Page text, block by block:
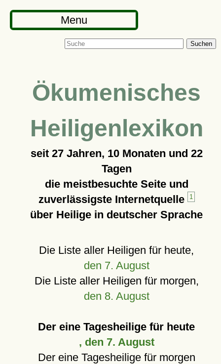
Menu
Suchen
Ökumenisches
Heiligenlexikon
seit 27 Jahren, 10 Monaten und 22
Tagen
die meistbesuchte Seite und
zuverlässigste Internetquelle
1
über Heilige in deutscher Sprache
Die Liste aller Heiligen für heute,
den 7. August
Die Liste aller Heiligen für morgen,
den 8. August
Der eine Tagesheilige für heute
, den 7. August
Der eine Tagesheilige für morgen